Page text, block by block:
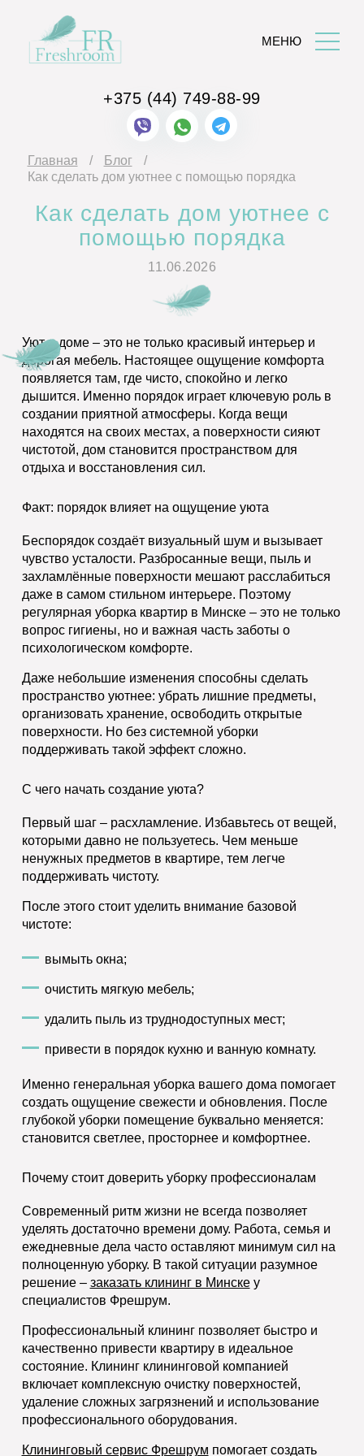
МЕНЮ
+375 (44) 749-88-99
Главная
Блог
Как сделать дом уютнее с помощью порядка
Как сделать дом уютнее с
помощью порядка
11.06.2026
Уют в доме – это не только красивый интерьер и
дорогая мебель. Настоящее ощущение комфорта
появляется там, где чисто, спокойно и легко
дышится. Именно порядок играет ключевую роль в
создании приятной атмосферы. Когда вещи
находятся на своих местах, а поверхности сияют
чистотой, дом становится пространством для
отдыха и восстановления сил.
Факт: порядок влияет на ощущение уюта
Беспорядок создаёт визуальный шум и вызывает
чувство усталости. Разбросанные вещи, пыль и
захламлённые поверхности мешают расслабиться
даже в самом стильном интерьере. Поэтому
регулярная уборка квартир в Минске – это не только
вопрос гигиены, но и важная часть заботы о
психологическом комфорте.
Даже небольшие изменения способны сделать
пространство уютнее: убрать лишние предметы,
организовать хранение, освободить открытые
поверхности. Но без системной уборки
поддерживать такой эффект сложно.
С чего начать создание уюта?
Первый шаг– расхламление. Избавьтесь от вещей,
которыми давно не пользуетесь. Чем меньше
ненужных предметов в квартире, тем легче
поддерживать чистоту.
После этого стоит уделить внимание базовой
чистоте:
вымыть окна;
очистить мягкую мебель;
удалить пыль из труднодоступных мест;
привести в порядок кухню и ванную комнату.
Именно генеральная уборка вашего дома помогает
создать ощущение свежести и обновления. После
глубокой уборки помещение буквально меняется:
становится светлее, просторнее и комфортнее.
Почему стоит доверить уборку профессионалам
Современный ритм жизни не всегда позволяет
уделять достаточно времени дому. Работа, семья и
ежедневные дела часто оставляют минимум сил на
полноценную уборку. В такой ситуации разумное
решение – заказать клининг в Минскеу
специалистов Фрешрум.
Профессиональный клининг позволяет быстро и
качественно привести квартиру в идеальное
состояние. Клининг клининговой компанией
включает комплексную очистку поверхностей,
удаление сложных загрязнений и использование
профессионального оборудования.
Клининговый сервис Фрешрум помогает создать